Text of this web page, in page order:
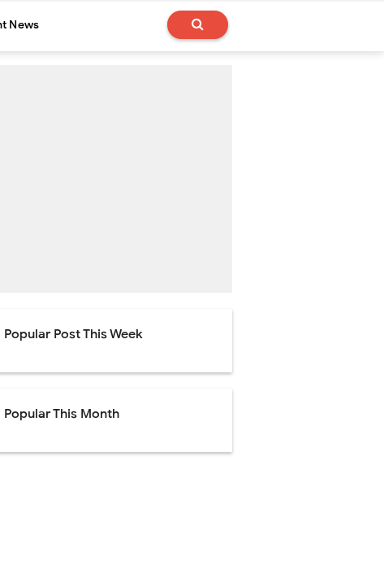
News
Popular Post This Week
Popular This Month